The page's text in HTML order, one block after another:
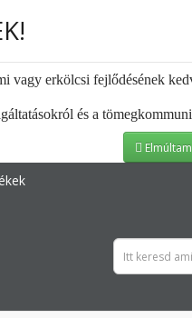
vagy erkölcsi fejlődésének
és a